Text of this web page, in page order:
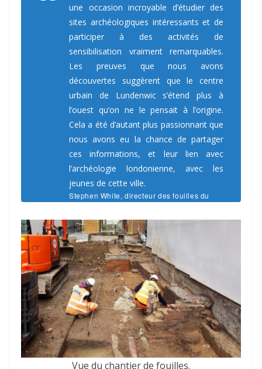
une occasion incroyable d’étudier des
sites archéologiques intéressants et de
participer à des activités de
sensibilisation vraiment remarquables.
Les preuves que nous avons
découvertes suggèrent que le centre
urbain de Lundenwic s’étend plus à
l’ouest qu’on ne le pensait à l’origine.
Cela a été d’autant plus passionnant que
nous avons eu la chance de partager
ces informations, et leur lien avec
l’archéologie londonienne, avec les
jeunes de cette ville.
Stephen White, directeur des fouilles du
Jubilee Walk pour Archaeology South-East
Vue du chantier de fouilles.